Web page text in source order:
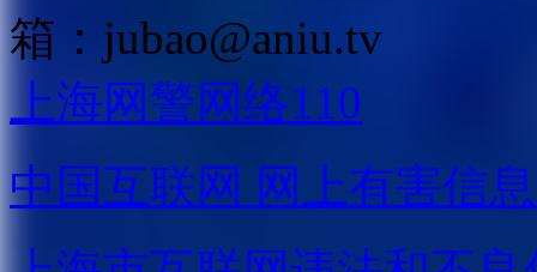
箱： jubao@aniu.tv
上海网警网络110
中国互联网 网上有害信